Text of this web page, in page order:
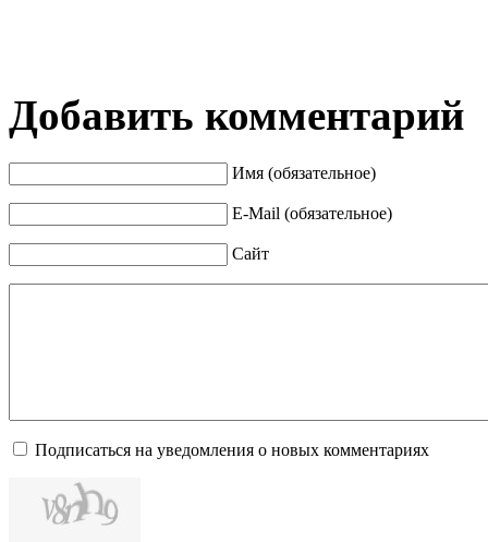
Добавить комментарий
Имя (обязательное)
E-Mail (обязательное)
Сайт
Подписаться на уведомления о новых комментариях